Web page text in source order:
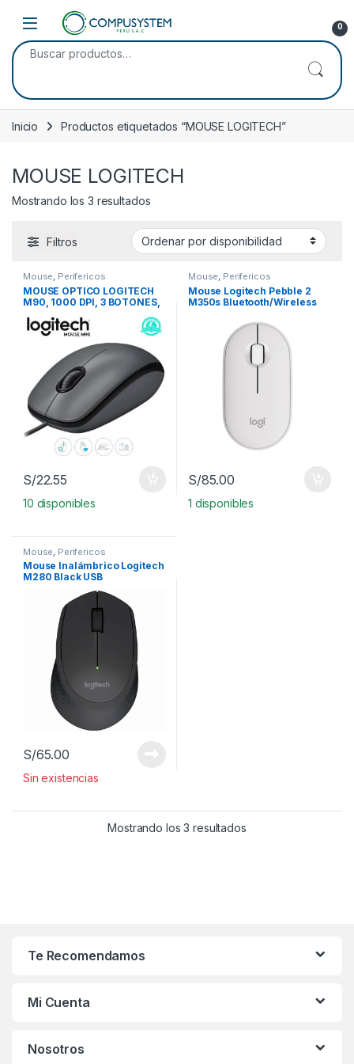
Skip to navigation
Skip to content
Open 0
Buscar por:
Inicio Productos etiquetados “MOUSE LOGITECH”
MOUSE LOGITECH
Mostrando los 3 resultados
Filtros
Mouse Perifericos
MOUSE ÓPTICO LOGITECH
M90, 1000 DPI, 3 BOTONES,
S/22.55
10 disponibles
Mouse Perifericos
Mouse Logitech Pebble 2
M350s Bluetooth/Wireless
S/85.00
1 disponibles
Mouse Perifericos
Mouse Inalámbrico Logitech
M280 Black USB
S/65.00
Sin existencias
Mostrando los 3 resultados
Te Recomendamos
Mi Cuenta
Nosotros